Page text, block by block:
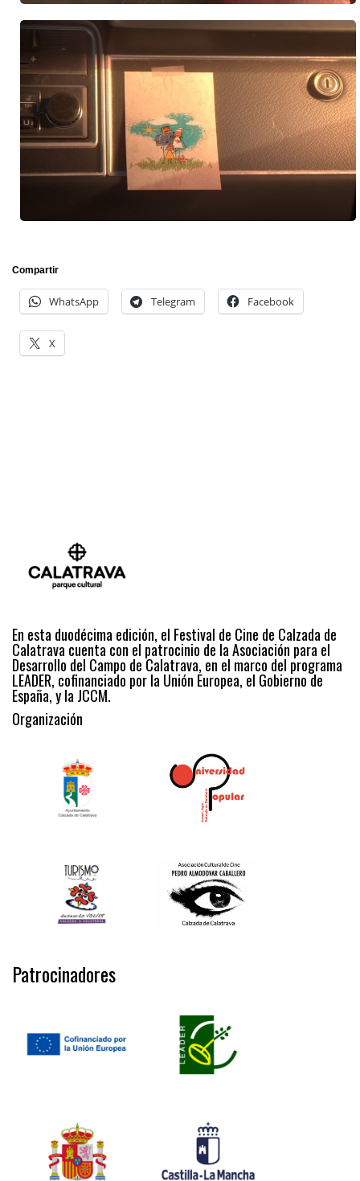
Compartir
WhatsApp Telegram Facebook
X
En esta duodécima edición, el Festival de Cine de Calzada de
Calatrava cuenta con el patrocinio de la Asociación para el
Desarrollo del Campo de Calatrava, en el marco del programa
LEADER, cofinanciado por la Unión Europea, el Gobierno de
España, y la JCCM.
Organización
Patrocinadores